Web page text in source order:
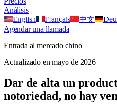
Análisis
English
Français 中文
Agendar una llamada
Entrada al mercado chino
Actualizado en mayo de 2026
Dar de alta un
notoriedad, no hay